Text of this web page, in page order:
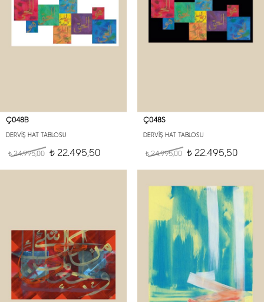
Ç048B
DERVİŞ HAT TABLOSU
t24.995,00 t 22.495,50
Ç048S
DERVİŞ HAT TABLOSU
t24.995,00 t22.495,50